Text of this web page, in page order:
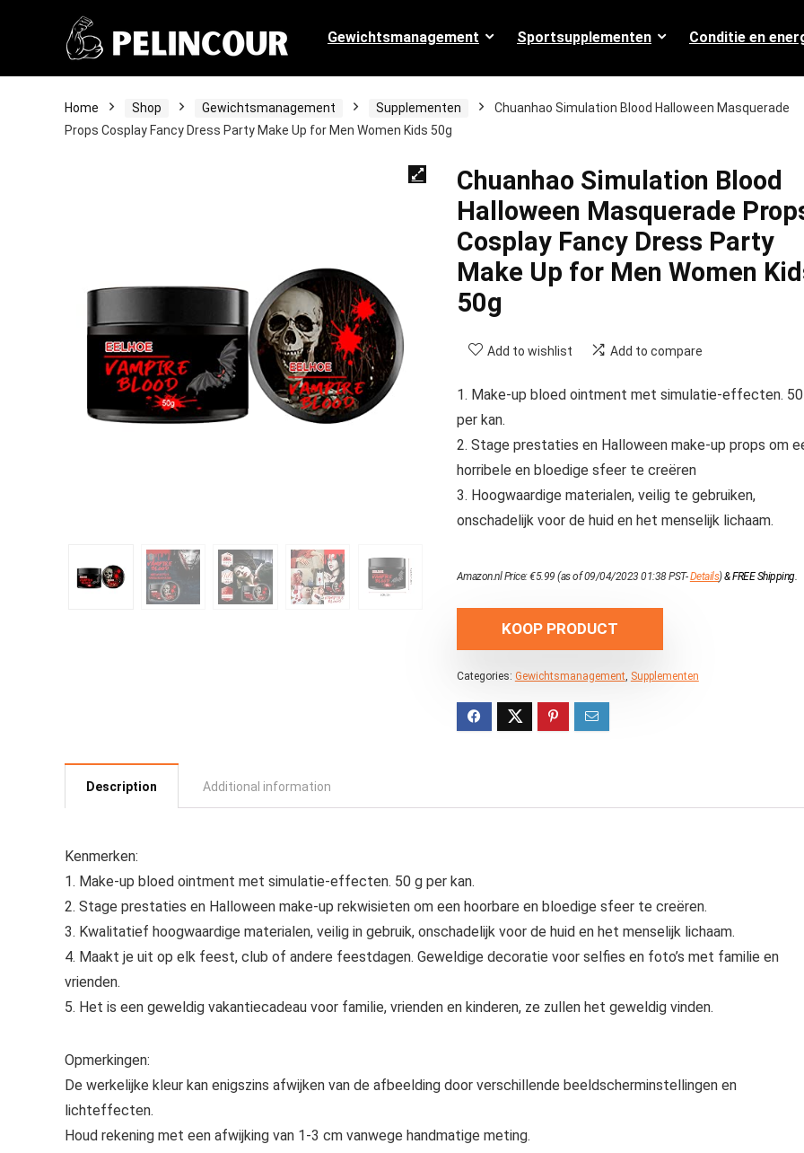
Gewichtsmanagement Sportsupplementen Conditie en
Home Shop Gewichtsmanagement Supplementen
Chuanhao Simulation Blood Halloween Masquerade
Props Cosplay Fancy Dress Party Make Up for Men Women Kids 50g
Chuanhao Simulation Blood
Halloween Masquerade
Cosplay Fancy Dress Party
Make Up for Men Women
50g
Add to wishlist Add to compare
1. Make-up bloed ointment met simulatie-effecten.
per kan.
2. Stage prestaties en Halloween make-up props om
horribele en bloedige sfeer te creëren
3. Hoogwaardige materialen, veilig te gebruiken,
onschadelijk voor de huid en het menselijk lichaam.
Amazon.nl Price:€5.99 (as of 09/04/2023 01:38 PST-Details)&FREE Shipping.
KOOP PRODUCT
Categories: Gewichtsmanagement, Supplementen
Description Additional information
Kenmerken:
1. Make-up bloed ointment met simulatie-effecten. 50 g per kan.
2. Stage prestaties en Halloween make-up rekwisieten om een hoorbare en bloedige sfeer te creëren.
3. Kwalitatief hoogwaardige materialen, veilig in gebruik, onschadelijk voor de huid en het menselijk lichaam.
4. Maakt je uit op elk feest, club of andere feestdagen. Geweldige decoratie voor selfies en foto’s met familie en
vrienden.
5. Het is een geweldig vakantiecadeau voor familie, vrienden en kinderen, ze zullen het geweldig vinden.
Opmerkingen:
De werkelijke kleur kan enigszins afwijken van de afbeelding door verschillende beeldscherminstellingen en
lichteffecten.
Houd rekening met een afwijking van 1-3 cm vanwege handmatige meting.